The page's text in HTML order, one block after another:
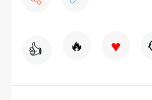
👍 🔥 ♥